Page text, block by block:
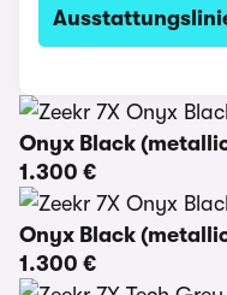
Onyx Black
1.300 €
Onyx Black
1.300 €